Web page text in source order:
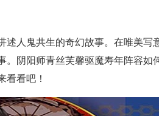
人鬼共生的奇幻故事。在唯美写
阴阳师青丝芙馨驱魔寿年阵容如
看看吧！